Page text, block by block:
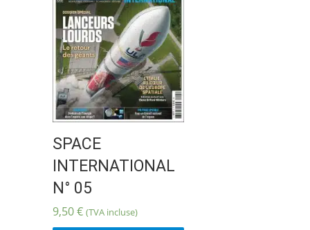
SPACE
INTERNATIONAL
N° 05
9,50€ (TVA incluse)